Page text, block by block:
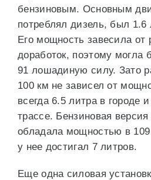
бензиновым. Основным
потреблял дизель, был 1.6
Его мощность завесила от
доработок, поэтому могла
91 лошадиную силу. Зато
100 км не зависел от
всегда 6.5 литра в городе
трассе. Бензиновая версия
обладала мощностью в
у нее достигал 7 литров.
Еще одна силовая